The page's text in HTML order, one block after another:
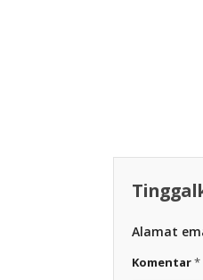
Alamat
Komentar*